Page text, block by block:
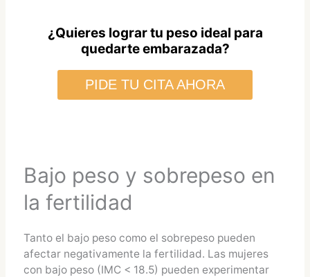
¿Quieres lograr tu peso ideal para
quedarte embarazada?
PIDE TU CITA AHORA
Bajo peso y sobrepeso en
la fertilidad
Tanto el bajo peso como el sobrepeso pueden
afectar negativamente la fertilidad. Las mujeres
con bajo peso (IMC < 18.5) pueden experimentar